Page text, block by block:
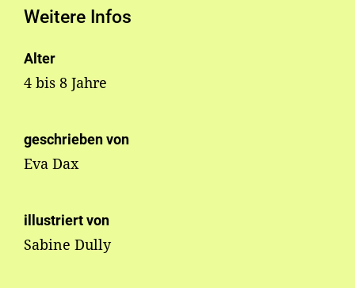
Weitere Infos
Alter
4 bis 8 Jahre
geschrieben von
Eva Dax
illustriert von
Sabine Dully